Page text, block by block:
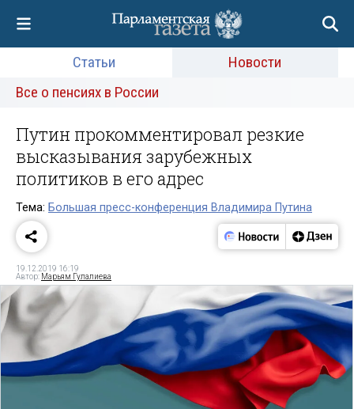
Статьи
Новости
Все о пенсиях в России
Путин прокомментировал резкие
высказывания зарубежных
политиков в его адрес
Тема: Большая пресс-конференция Владимира Путина
19.12.2019 16:19
Автор: Марьям Гулалиева